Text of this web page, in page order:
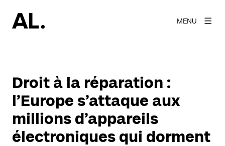
MENU
Droit à la réparation :
l’Europe s’attaque aux
millions d’appareils
électroniques qui dorment